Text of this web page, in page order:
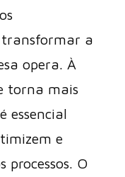
transformar a
opera. À
torna mais
essencial
e
processos. O